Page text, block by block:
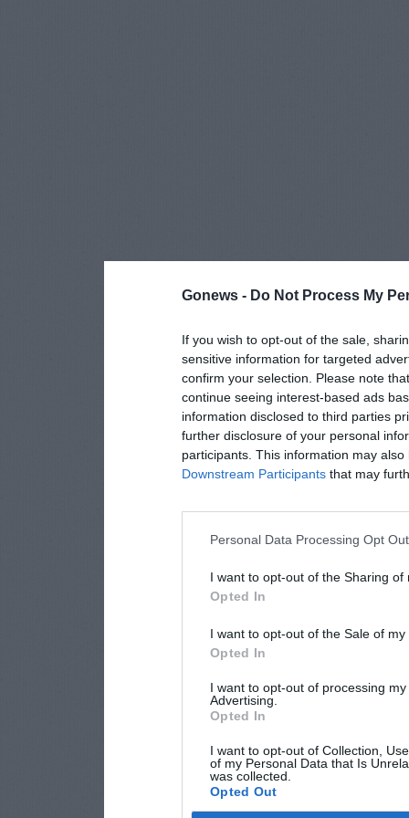
Gonews - Do Not Process My
If you wish to opt-out of the sale,
sensitive information for targeted
confirm your selection. Please note
continue seeing interest-based ads
information disclosed to third parties
further disclosure of your personal
participants. This information may
Downstream Participants that may
Personal Data Processing Opt
I want to opt-out of the Sharing of
Opted In
I want to opt-out of the Sale of
Opted In
I want to opt-out of processing
Advertising.
Opted In
I want to opt-out of Collection,
of my Personal Data that Is
was collected.
Opted Out